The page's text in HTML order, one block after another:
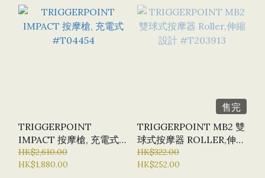
TRIGGERPOINT
IMPACT 按摩槍, 充電式
#T04454
HK$2,610.00
HK$1,880.00
售完
TRIGGERPOINT MB2 雙
球式按摩器 ROLLER,伸縮
設計 #T203913
HK$322.00
HK$252.00